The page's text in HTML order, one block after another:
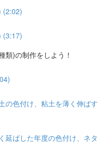
(2:02)
(3:17)
類)の制作をしよう！
の色付け、粘土を薄く伸ばす
延ばした年度の色付け、ネタ